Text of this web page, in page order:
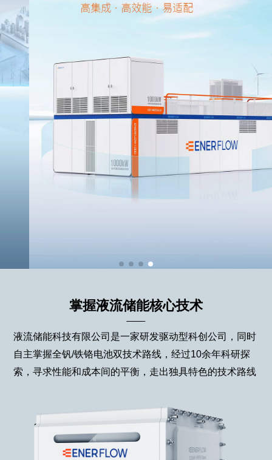
掌握液流储能核心技术
液流储能科技有限公司是一家研发驱动型科创公司，同时
自主掌握全钒/铁铬电池双技术路线，经过10余年科研探
索，寻求性能和成本间的平衡，走出独具特色的技术路线